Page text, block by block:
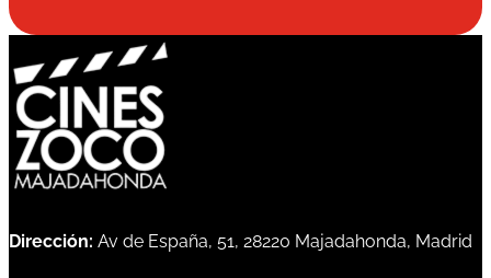
Dirección: Av de España, 51, 28220 Majadahonda, Madrid